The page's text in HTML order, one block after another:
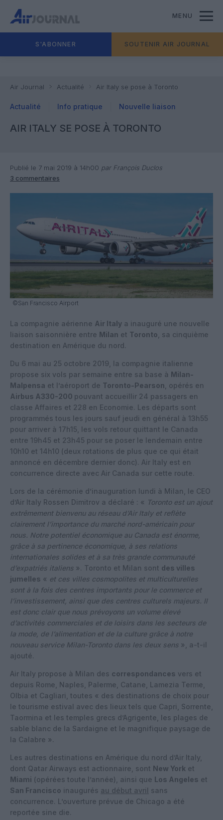
MENU
S'ABONNER SOUTENIR AIR JOURNAL
Air Journal Actualité Air Italy se pose à Toronto
Actualité Info pratique Nouvelle liaison
AIR ITALY SE POSE À TORONTO
Publié le 7 mai 2019 à 14h00 par François Duclos
3 commentaires
©San Francisco Airport
La compagnie aérienne Air Italy a inauguré une nouvelle
liaison saisonnière entre Milan et Toronto , sa cinquième
destination en Amérique du nord.
Du 6 mai au 25 octobre 2019, la compagnie italienne
propose six vols par semaine entre sa base à Milan-
Malpensa et l’aéroport de Toronto-Pearson , opérés en
Airbus A330-200 pouvant accueillir 24 passagers en
classe Affaires et 228 en Economie. Les départs sont
programmés tous les jours sauf jeudi en général à 13h55
pour arriver à 17h15, les vols retour quittant le Canada
entre 19h45 et 23h45 pour se poser le lendemain entre
10h10 et 14h10 (deux rotations de plus que ce qui était
annoncé en décembre dernier donc). Air Italy est en
concurrence directe avec Air Canada sur cette route.
Lors de la cérémonie d’inauguration lundi à Milan, le CEO
d’Air Italy Rossen Dimitrov a déclaré : « Toronto est un ajout
extrêmement bienvenu au réseau d’Air Italy et reflète
clairement l’importance du marché nord-américain pour
nous. Notre potentiel économique au Canada est énorme,
grâce à sa pertinence économique, à ses relations
internationales solides et à sa très grande communauté
d’expatriés italiens ». Toronto et Milan sont des villes
jumelles « et ces villes cosmopolites et multiculturelles
sont à la fois des centres importants pour le commerce et
l’investissement, ainsi que des centres culturels majeurs. Il
est donc clair que nous prévoyons un volume élevé
d’activités commerciales et de loisirs dans les secteurs de
la mode, de l’alimentation et de la culture grâce à notre
nouveau service Milan-Toronto dans les deux sens », a-t-il
ajouté.
Air Italy propose à Milan des correspondances vers et
depuis Rome, Naples, Palerme, Catane, Lamezia Terme,
Olbia et Cagliari, toutes « des destinations de choix pour
le tourisme estival avec des lieux tels que Capri, Sorrente,
Taormina et les temples grecs d’Agrigente, les plages de
sable blanc de la Sardaigne et le magnifique paysage de
la Calabre ».
Les autres destinations en Amérique du nord d’Air Italy,
dont Qatar Airways est actionnaire, sont New York et
Miami (opérées toute l’année), ainsi que Los Angeles et
San Francisco inaugurés au début avril sans
concurrence. L’ouverture prévue de Chicago a été
reportée sine die.